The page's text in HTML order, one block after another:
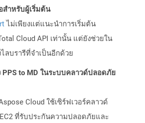
สำหรับผู้เริ่มต้น
ไม่เพียงแต่แนะนำการเริ่มต้น
Cloud API เท่านั้น แต่ยังช่วยใน
ลบรารีที่จำเป็นอีกด้วย
PPS to MD ในระบบคลาวด์ปลอดภัย
Cloud ใช้เซิร์ฟเวอร์คลาวด์
ที่รับประกันความปลอดภัยและ